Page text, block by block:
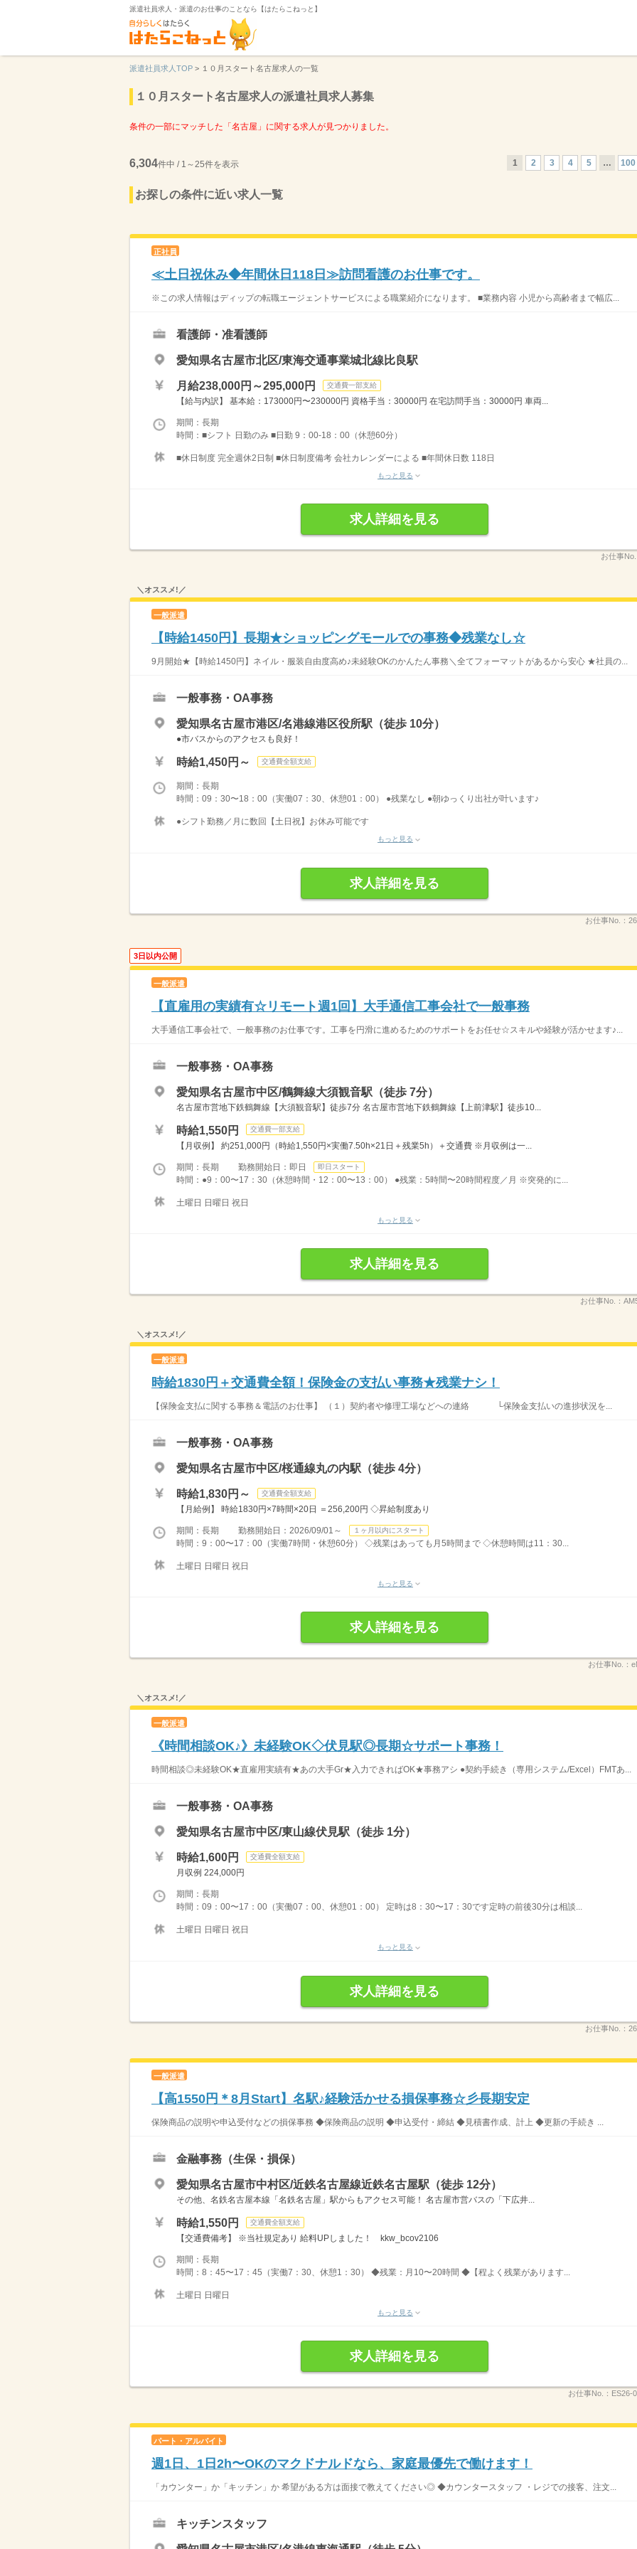
派遣社員求人・派遣のお仕事のことなら【はたらこねっと】
派遣社員求人TOP > １０月スタート名古屋求人の一覧
１０月スタート名古屋求人の派遣社員求人募集
条件の一部にマッチした「名古屋」に関する求人が見つかりました。
6,304件中 / 1～25件を表示 1 2 3 4 5 … 100
お探しの条件に近い求人一覧
正社員
≪土日祝休み◆年間休日118日≫訪問看護のお仕事です。
※この求人情報はディップの転職エージェントサービスによる職業紹介になります。 ■業務内容 小児から高齢者まで幅広...
看護師・准看護師
愛知県名古屋市北区/東海交通事業城北線比良駅
月給238,000円～295,000円 交通費一部支給
【給与内訳】 基本給：173000円〜230000円 資格手当：30000円 在宅訪問手当：30000円 車両...
期間：長期
時間：■シフト 日勤のみ ■日勤 9：00-18：00（休憩60分）
■休日制度 完全週休2日制 ■休日制度備考 会社カレンダーによる ■年間休日数 118日
もっと見る
求人詳細を見る
お仕事No.
＼オススメ!／
一般派遣
【時給1450円】長期★ショッピングモールでの事務◆残業なし☆
9月開始★【時給1450円】ネイル・服装自由度高め♪未経験OKのかんたん事務＼全てフォーマットがあるから安心 ★社員の...
一般事務・OA事務
愛知県名古屋市港区/名港線港区役所駅（徒歩 10分）
●市バスからのアクセスも良好！
時給1,450円～ 交通費全額支給
期間：長期
時間：09：30〜18：00（実働07：30、休憩01：00） ●残業なし ●朝ゆっくり出社が叶います♪
●シフト勤務／月に数回【土日祝】お休み可能です
もっと見る
求人詳細を見る
お仕事No.：
3日以内公開
一般派遣
【直雇用の実績有☆リモート週1回】大手通信工事会社で一般事務
大手通信工事会社で、一般事務のお仕事です。工事を円滑に進めるためのサポートをお任せ☆スキルや経験が活かせます♪...
一般事務・OA事務
愛知県名古屋市中区/鶴舞線大須観音駅（徒歩 7分）
名古屋市営地下鉄鶴舞線【大須観音駅】徒歩7分 名古屋市営地下鉄鶴舞線【上前津駅】徒歩10...
時給1,550円 交通費一部支給
【月収例】 約251,000円（時給1,550円×実働7.50h×21日＋残業5h）＋交通費 ※月収例は一...
期間：長期 勤務開始日：即日 即日スタート
時間：●9：00〜17：30（休憩時間・12：00〜13：00） ●残業：5時間〜20時間程度／月 ※突発的に...
土曜日 日曜日 祝日
もっと見る
求人詳細を見る
お仕事No.：
＼オススメ!／
一般派遣
時給1830円＋交通費全額！保険金の支払い事務★残業ナシ！
【保険金支払に関する事務＆電話のお仕事】 （１）契約者や修理工場などへの連絡 └保険金支払いの進捗状況を...
一般事務・OA事務
愛知県名古屋市中区/桜通線丸の内駅（徒歩 4分）
時給1,830円～ 交通費全額支給
【月給例】 時給1830円×7時間×20日 ＝256,200円 ◇昇給制度あり
期間：長期 勤務開始日：2026/09/01～ １ヶ月以内にスタート
時間：9：00〜17：00（実働7時間・休憩60分） ◇残業はあっても月5時間まで ◇休憩時間は11：30...
土曜日 日曜日 祝日
もっと見る
求人詳細を見る
お仕事No.：
＼オススメ!／
一般派遣
《時間相談OK♪》未経験OK◇伏見駅◎長期☆サポート事務！
時間相談◎未経験OK★直雇用実績有★あの大手Gr★入力できればOK★事務アシ ●契約手続き（専用システム/Excel）FMTあ...
一般事務・OA事務
愛知県名古屋市中区/東山線伏見駅（徒歩 1分）
時給1,600円 交通費全額支給
月収例 224,000円
期間：長期
時間：09：00〜17：00（実働07：00、休憩01：00） 定時は8：30〜17：30です定時の前後30分は相談...
土曜日 日曜日 祝日
もっと見る
求人詳細を見る
お仕事No.：
一般派遣
【高1550円＊8月Start】名駅♪経験活かせる損保事務☆彡長期安定
保険商品の説明や申込受付などの損保事務 ◆保険商品の説明 ◆申込受付・締結 ◆見積書作成、計上 ◆更新の手続き ...
金融事務（生保・損保）
愛知県名古屋市中村区/近鉄名古屋線近鉄名古屋駅（徒歩 12分）
その他、名鉄名古屋本線「名鉄名古屋」駅からもアクセス可能！ 名古屋市営バスの「下広井...
時給1,550円 交通費全額支給
【交通費備考】 ※当社規定あり 給料UPしました！ kkw_bcov2106
期間：長期
時間：8：45〜17：45（実働7：30、休憩1：30） ◆残業：月10〜20時間 ◆【程よく残業があります...
土曜日 日曜日
もっと見る
求人詳細を見る
お仕事No.： ES26-
パート・アルバイト
週1日、1日2h〜OKのマクドナルドなら、家庭最優先で働けます！
「カウンター」か「キッチン」か 希望がある方は面接で教えてください◎ ◆カウンタースタッフ ・レジでの接客、注文...
キッチンスタッフ